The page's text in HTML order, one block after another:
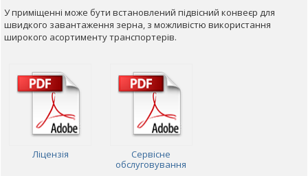
У приміщенні може бути встановлений підвісний конвеєр для
швидкого завантаження зерна, з можливістю використання
широкого асортименту транспортерів.
Ліцензія
Сервісне
обслуговування